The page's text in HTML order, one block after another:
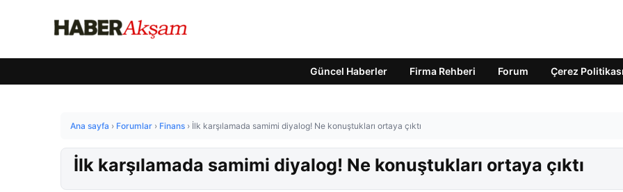
Güncel Haberler Firma Rehberi Forum Çerez Politikası
Ana sayfa › Forumlar › Finans › İlk karşılamada samimi diyalog! Ne konuştukları ortaya çıktı
İlk karşılamada samimi diyalog! Ne konuştukları ortaya çıktı